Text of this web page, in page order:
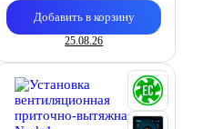
Добавить в корзину
25.08.26